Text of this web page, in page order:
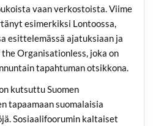
vaan verkostoista. Viime
esimerkiksi Lontoossa,
esittelemässä ajatuksiaan ja
Organisationless, joka on
tapahtuman otsikkona.
kutsuttu Suomen
tapaamaan suomalaisia
Sosiaalifoorumin kaltaiset